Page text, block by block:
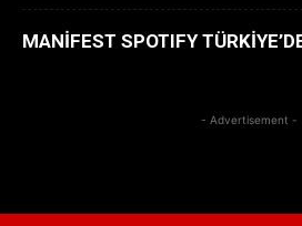
MANİFEST SPOTIFY
- Advertisement -